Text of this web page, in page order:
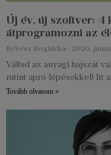
Új év, új szoftver: 4
átprogramozni az
Révész Boglárka 2026.
Váltsd az anyagi hajszát
rutint apró lépésekkel! Itt
Tovább olvasom »